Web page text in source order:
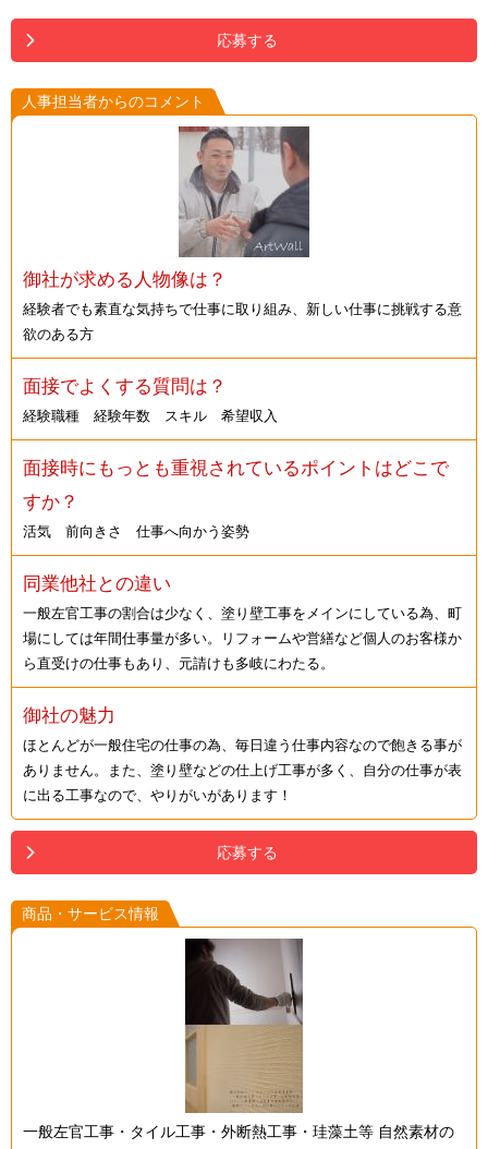
応募する
人事担当者からのコメント
御社が求める人物像は？
経験者でも素直な気持ちで仕事に取り組み、新しい仕事に挑戦する意
欲のある方
面接でよくする質問は？
経験職種 経験年数 スキル 希望収入
面接時にもっとも重視されているポイントはどこで
すか？
活気 前向きさ 仕事へ向かう姿勢
同業他社との違い
一般左官工事の割合は少なく、塗り壁工事をメインにしている為、町
場にしては年間仕事量が多い。リフォームや営繕など個人のお客様か
ら直受けの仕事もあり、元請けも多岐にわたる。
御社の魅力
ほとんどが一般住宅の仕事の為、毎日違う仕事内容なので飽きる事が
ありません。また、塗り壁などの仕上げ工事が多く、自分の仕事が表
に出る工事なので、やりがいがあります！
応募する
商品・サービス情報
一般左官工事・タイル工事・外断熱工事・珪藻土等 自然素材の